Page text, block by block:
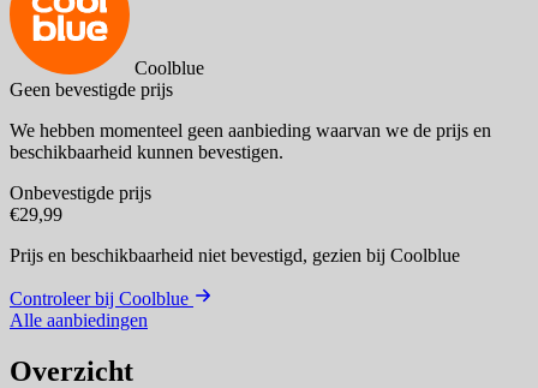
Coolblue
Geen bevestigde prijs
We hebben momenteel geen aanbieding waarvan we de prijs en
beschikbaarheid kunnen bevestigen.
Onbevestigde prijs
€29,99
Prijs en beschikbaarheid niet bevestigd, gezien bij Coolblue
Controleer bij Coolblue
Alle aanbiedingen
Overzicht